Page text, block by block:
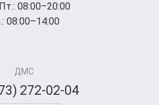
08:00–20:00
08:00–14:00
ДМС
272-02-04